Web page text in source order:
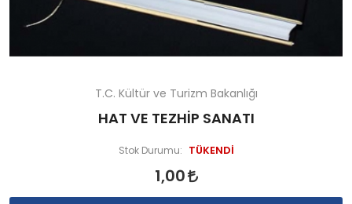
T.C. Kültür ve Turizm Bakanlığı
HAT VE TEZHİP SANATI
Stok Durumu: TÜKENDİ
1,00